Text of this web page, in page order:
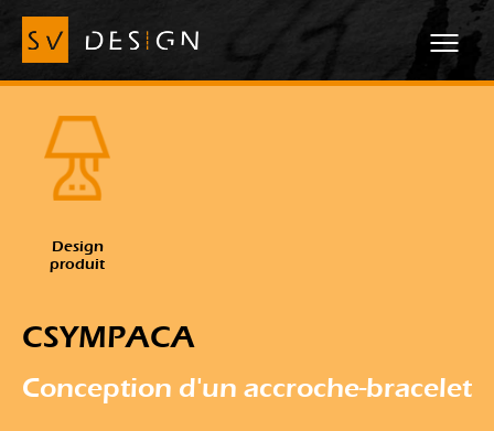
Design
produit
CSYMPACA
Conception d'un accroche-bracelet